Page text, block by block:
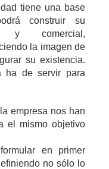
tiene una base
á construir su
y comercial,
la imagen de
su existencia.
ha de servir para
empresa nos han
el mismo objetivo
en primer
no só lo lo